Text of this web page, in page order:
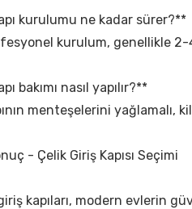
kurulumu ne kadar sürer?**
kurulum, genellikle 2-
bakımı nasıl yapılır?**
menteşelerini yağlamalı,
- Çelik Giriş Kapısı Seçimi
kapıları, modern evlerin